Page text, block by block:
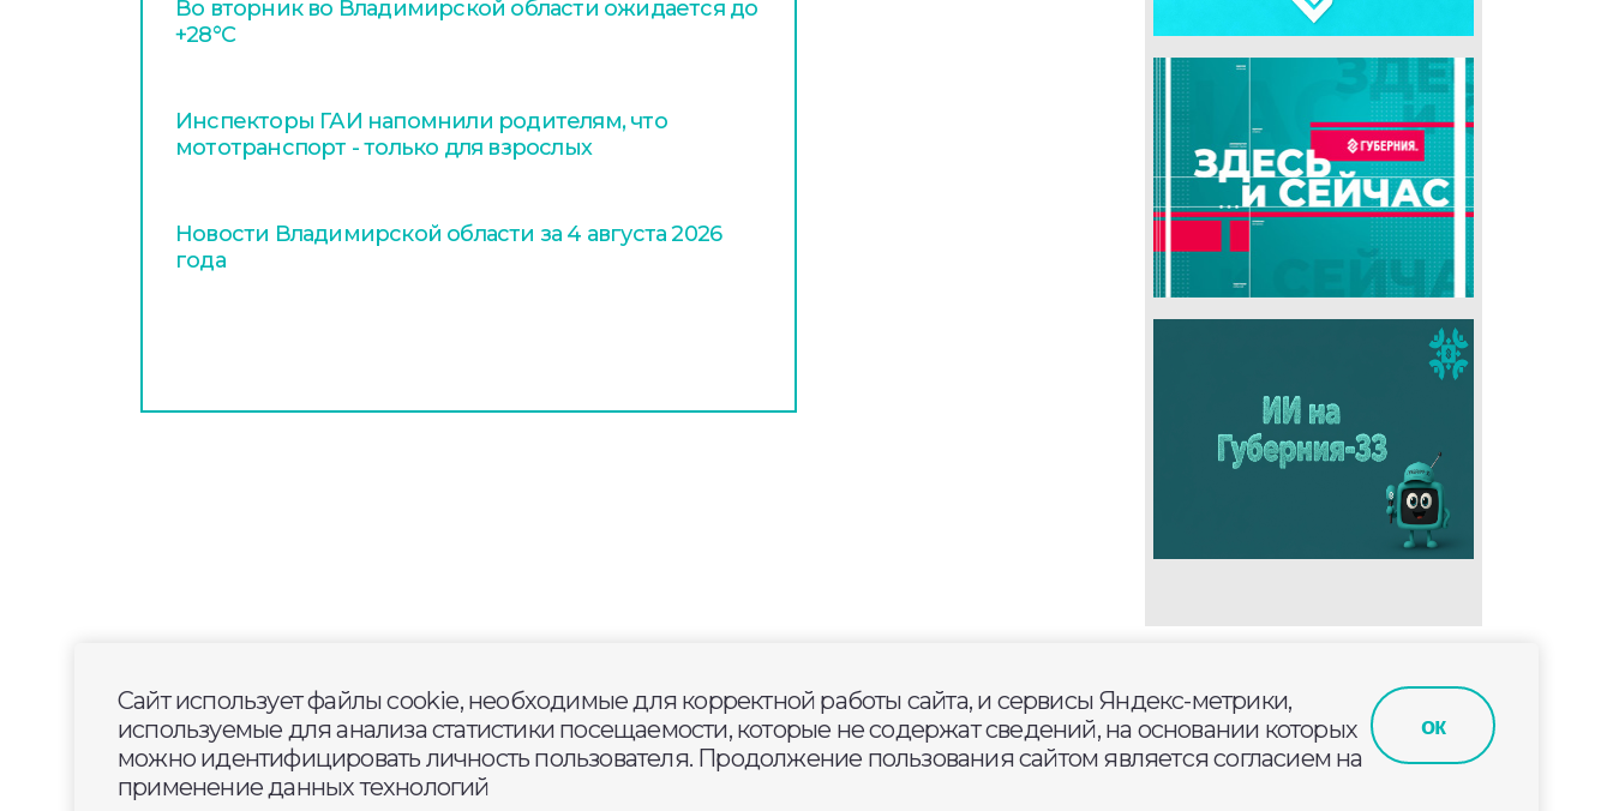
Во вторник во Владимирской области ожидается до
+28°С
Инспекторы ГАИ напомнили родителям, что
мототранспорт - только для взрослых
Новости Владимирской области за 4 августа 2026
года
Новости Владимирской области за 4 июня 2026 года
Сайт использует файлы cookie, необходимые для корректной работы сайта, и сервисы Яндекс-метрики,
используемые для анализа статистики посещаемости, которые не содержат сведений, на основании которых
можно идентифицировать личность пользователя. Продолжение пользования сайтом является согласием на
применение данных технологий
ок